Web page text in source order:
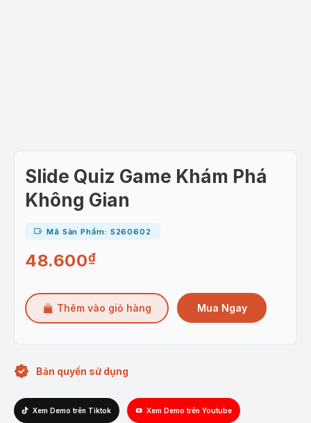
Slide Quiz Game Khám Phá
Không Gian
Mã Sản Phẩm: S260602
48.600₫
Thêm vào giỏ hàng Mua Ngay
Bản quyền sử dụng
Xem Demo trên Tiktok Xem Demo trên Youtube